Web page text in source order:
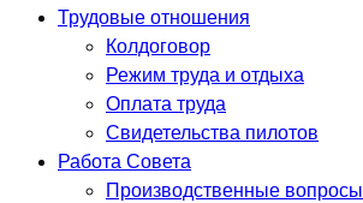
Трудовые отношения
Колдоговор
Режим труда и отдыха
Оплата труда
Свидетельства пилотов
Работа Совета
Производственные вопросы